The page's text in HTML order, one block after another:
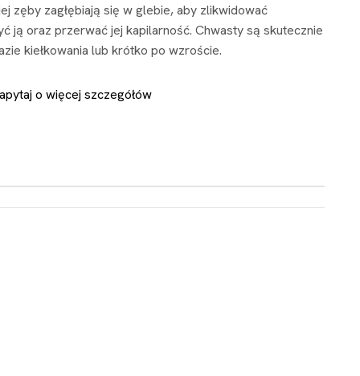
zęby zagłębiają się w glebie, aby zlikwidować
ją oraz przerwać jej kapilarność. Chwasty są skutecznie
kiełkowania lub krótko po wzroście.
o więcej szczegółów